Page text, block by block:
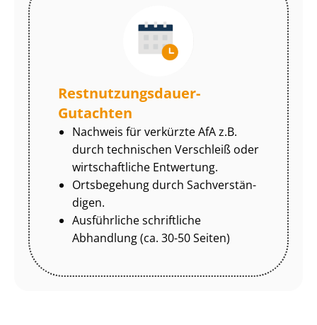
Rest­nut­zungs­dau­er-
Gutachten
Nachweis für verkürzte AfA z.B.
durch technischen Verschleiß oder
wirtschaftliche Entwertung.
Ortsbegehung durch Sach­ver­stän­
di­gen.
Ausführliche schriftliche
Abhandlung (ca. 30-50 Seiten)